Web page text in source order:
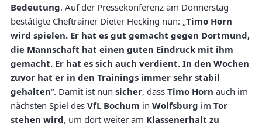
Bedeutung. Auf der Pressekonferenz am Donnerstag
bestätigte Cheftrainer Dieter Hecking nun: „Timo Horn
wird spielen. Er hat es gut gemacht gegen Dortmund,
die Mannschaft hat einen guten Eindruck mit ihm
gemacht. Er hat es sich auch verdient. In den Wochen
zuvor hat er in den Trainings immer sehr stabil
gehalten“. Damit ist nun sicher, dass Timo Horn auch im
nächsten Spiel des VfL Bochum in Wolfsburg im Tor
stehen wird, um dort weiter am Klassenerhalt zu